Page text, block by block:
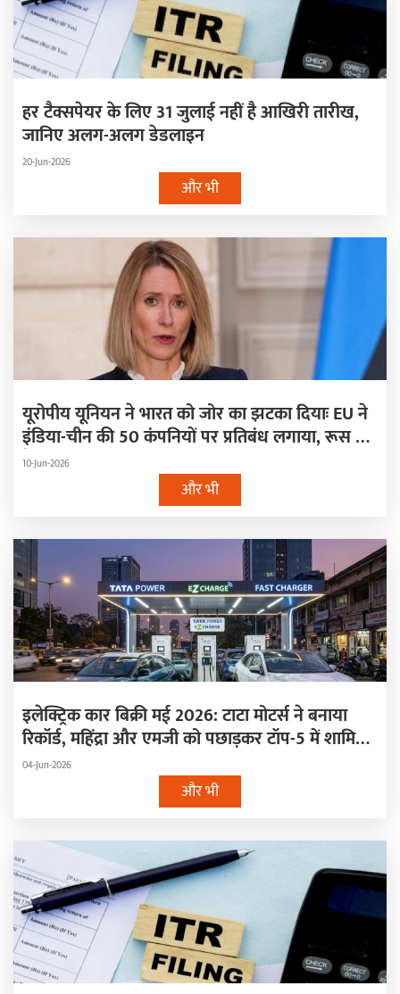
हर टैक्सपेयर के लिए 31 जुलाई नहीं है आखिरी तारीख,
जानिए अलग-अलग डेडलाइन
20-Jun-2026
और भी
यूरोपीय यूनियन ने भारत को जोर का झटका दियाः EU ने
इंडिया-चीन की 50 कंपनियों पर प्रतिबंध लगाया, रूस से
है कनेक्शन
10-Jun-2026
और भी
इलेक्ट्रिक कार बिक्री मई 2026: टाटा मोटर्स ने बनाया
रिकॉर्ड, महिंद्रा और एमजी को पछाड़कर टॉप-5 में शामिल
हुए ये दिग्गज
04-Jun-2026
और भी